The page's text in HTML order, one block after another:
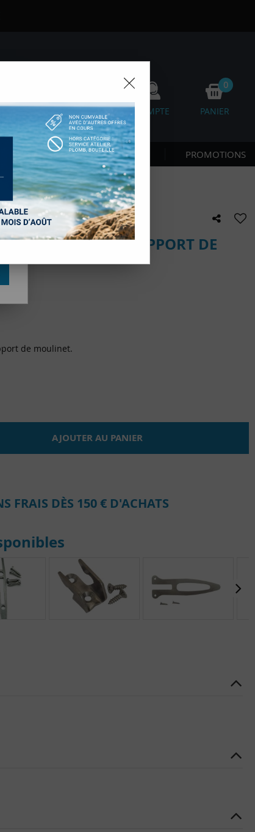
FAVORIS COMPTE
0
PANIER
& NAGE NOUVEAUTÉS PROMOTIONS
DOUBLE AVEC SUPPORT DE
!
de moulinet.
AJOUTER AU PANIER
FRAIS DÈS 150 € D'ACHATS